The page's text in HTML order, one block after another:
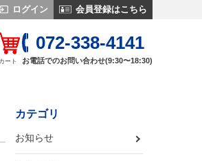
ログイン 会員登録はこちら
カート
072-338-4141
お電話でのお問い合わせ(9:30〜18:30)
カテゴリ
お知らせ